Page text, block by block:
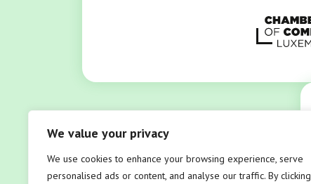
We value your privacy
We use cookies to enhance your browsing experience, serve
personalised ads or content, and analyse our traffic. By clicking